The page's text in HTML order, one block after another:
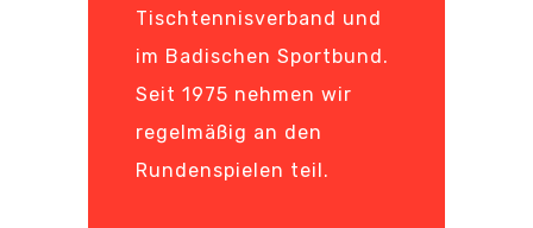
Tischtennisverband und
im Badischen Sportbund.
Seit 1975 nehmen wir
regelmäßig an den
Rundenspielen teil.